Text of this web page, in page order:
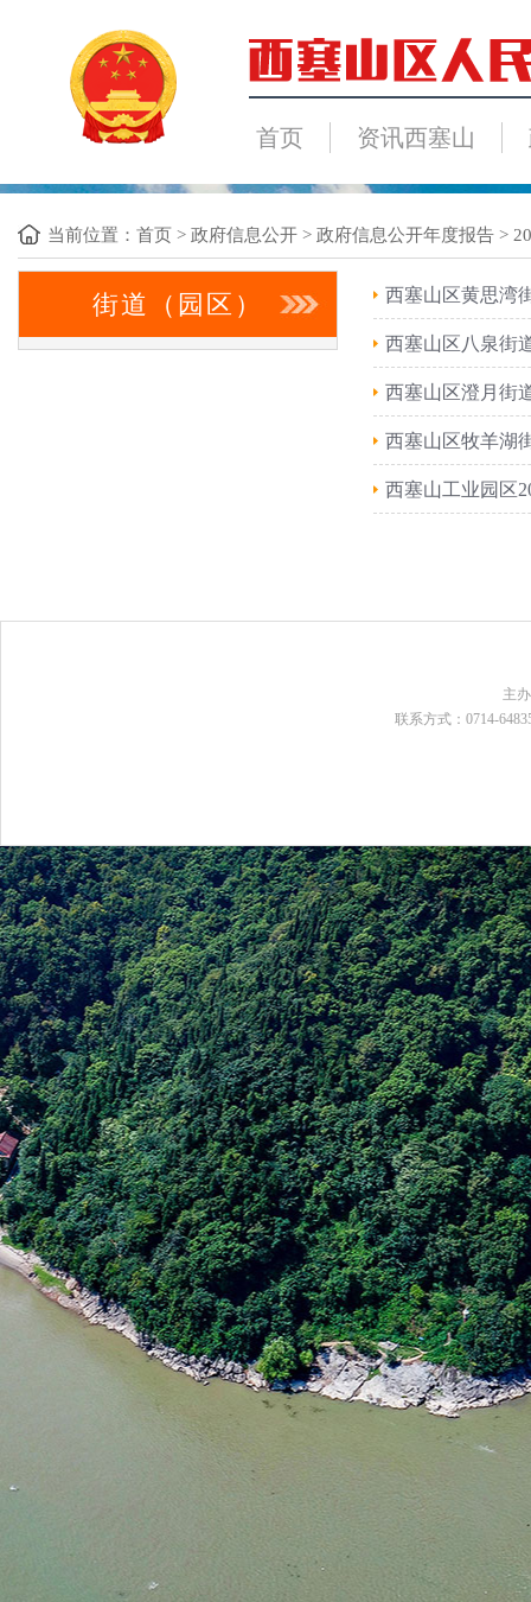
首页 资讯西塞山
当前位置： 首页 > 政府信息公开 > 政府信息公开年度报告 >
街道（园区） 西塞山区黄思湾
西塞山区八泉街
西塞山区澄月街
西塞山区牧羊湖
西塞山工业园区
主
联系方式：0714-